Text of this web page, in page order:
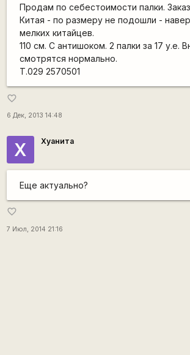
Продам по себестоимости палки.
Китая - по размеру не подошли -
мелких китайцев.
110 см. С антишоком. 2 палки за 17 у.е.
смотрятся нормально.
Т.029 2570501
favorite_border
6 Дек, 2013 14:48
Х Хуанита
Еще актуально?
favorite_border
7 Июл, 2014 21:16